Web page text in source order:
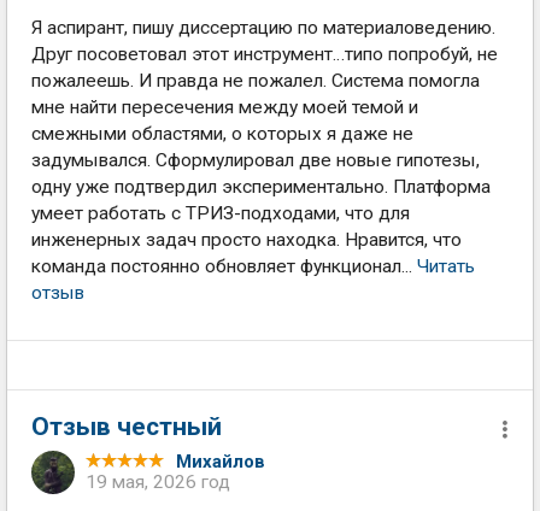
Я аспирант, пишу диссертацию по материаловедению.
Друг посоветовал этот инструмент…типо попробуй, не
пожалеешь. И правда не пожалел. Система помогла
мне найти пересечения между моей темой и
смежными областями, о которых я даже не
задумывался. Сформулировал две новые гипотезы,
одну уже подтвердил экспериментально. Платформа
умеет работать с ТРИЗ-подходами, что для
инженерных задач просто находка. Нравится, что
команда постоянно обновляет функционал... Читать
отзыв
Отзыв честный
Михайлов
19 мая, 2026 год